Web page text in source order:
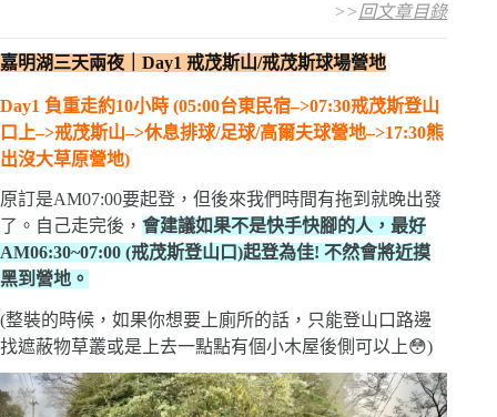
>>回文章目錄
嘉明湖三天兩夜｜Day1 戒茂斯山/戒茂斯球場營地
Day1 負重走約10小時 (05:00台東民宿–>07:30戒茂斯登山
口上–>戒茂斯山–>休息排球/足球/高爾夫球營地–>17:30熊
出沒大草原營地)
原訂是AM07:00要起登，但後來我們時間有拖到就晚出發
了。自己走完後， 會建議如果不是快手快腳的人，最好
AM06:30~07:00 (戒茂斯登山口)起登為佳! 不然會將近摸
黑到營地。
(整裝的時候，如果你想要上廁所的話，只能登山口路邊
找遮蔽物草叢或是上去一點點有個小木屋後側可以上😳)